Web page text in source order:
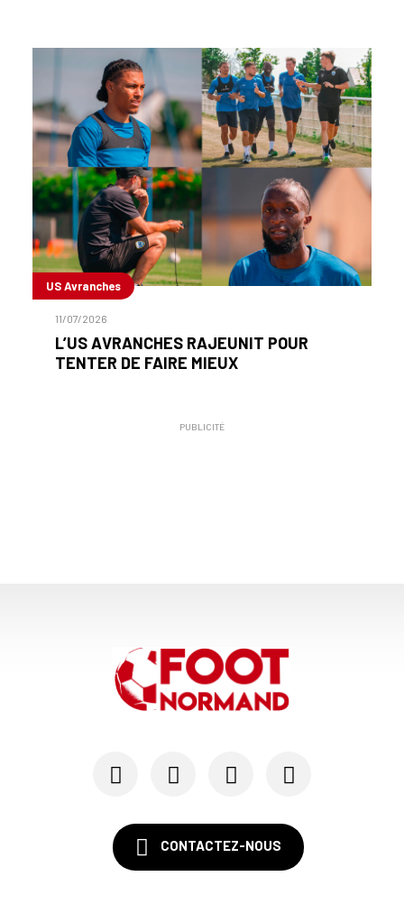
US Avranches
11/07/2026
L’US AVRANCHES RAJEUNIT POUR
TENTER DE FAIRE MIEUX
PUBLICITÉ
CONTACTEZ-NOUS